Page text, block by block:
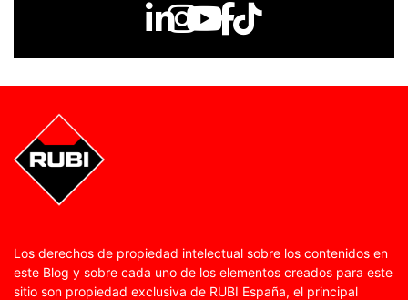
Los derechos de propiedad intelectual sobre los contenidos en
este Blog y sobre cada uno de los elementos creados para este
sitio son propiedad exclusiva de RUBI España, el principal